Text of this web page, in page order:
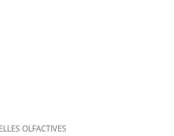
OLFACTIVES